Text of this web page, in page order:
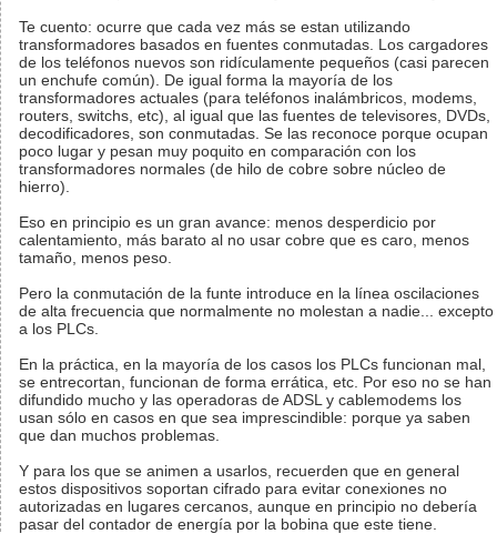
Te cuento: ocurre que cada vez más se estan utilizando
transformadores basados en fuentes conmutadas. Los cargadores
de los teléfonos nuevos son ridículamente pequeños (casi parecen
un enchufe común). De igual forma la mayoría de los
transformadores actuales (para teléfonos inalámbricos, modems,
routers, switchs, etc), al igual que las fuentes de televisores, DVDs,
decodificadores, son conmutadas. Se las reconoce porque ocupan
poco lugar y pesan muy poquito en comparación con los
transformadores normales (de hilo de cobre sobre núcleo de
hierro).
Eso en principio es un gran avance: menos desperdicio por
calentamiento, más barato al no usar cobre que es caro, menos
tamaño, menos peso.
Pero la conmutación de la funte introduce en la línea oscilaciones
de alta frecuencia que normalmente no molestan a nadie... excepto
a los PLCs.
En la práctica, en la mayoría de los casos los PLCs funcionan mal,
se entrecortan, funcionan de forma errática, etc. Por eso no se han
difundido mucho y las operadoras de ADSL y cablemodems los
usan sólo en casos en que sea imprescindible: porque ya saben
que dan muchos problemas.
Y para los que se animen a usarlos, recuerden que en general
estos dispositivos soportan cifrado para evitar conexiones no
autorizadas en lugares cercanos, aunque en principio no debería
pasar del contador de energía por la bobina que este tiene.